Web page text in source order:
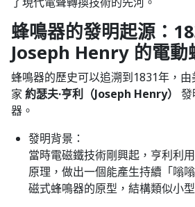
蜂鳴器的發明起源：
Joseph Henry 的電動
蜂鳴器的歷史可以追溯到1831年，
家 約瑟夫·亨利（Joseph Henry）
發
器。
發明背景：
當時電磁鐵技術剛興起，亨利利
原理，做出一個能產生持續「嗡
磁式蜂鳴器的原型，結構類似小